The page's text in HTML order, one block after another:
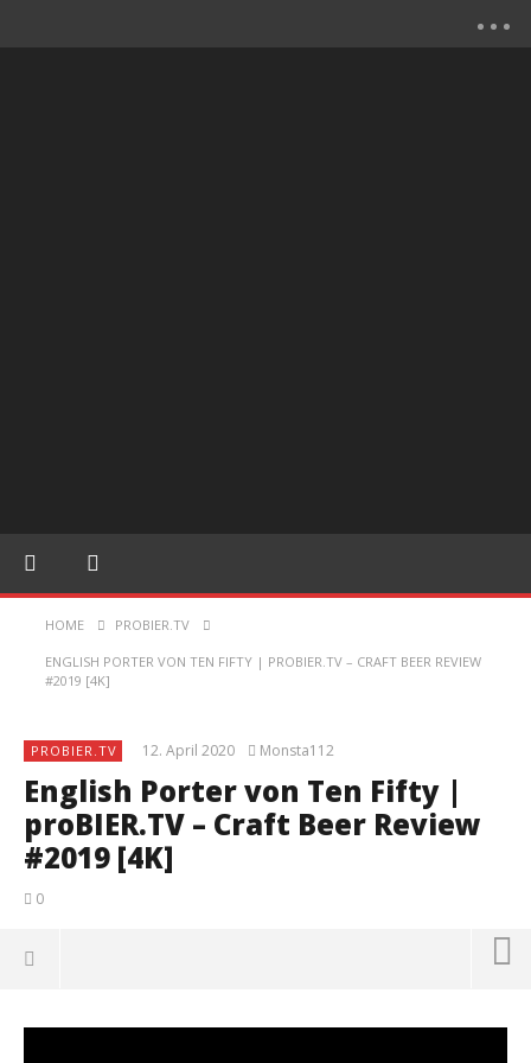
HOME PROBIER.TV
ENGLISH PORTER VON TEN FIFTY | PROBIER.TV – CRAFT BEER REVIEW
#2019 [4K]
PROBIER.TV 12. April 2020 Monsta112
English Porter von Ten Fifty |
proBIER.TV – Craft Beer Review
#2019 [4K]
0